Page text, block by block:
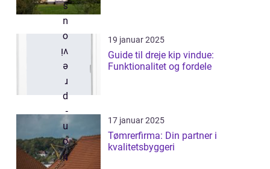
19 januar 2025
Guide til dreje kip vindue:
Funktionalitet og fordele
17 januar 2025
Tømrerfirma: Din partner i
kvalitetsbyggeri